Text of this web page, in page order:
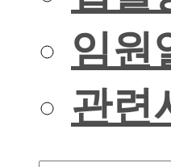
임원
관련